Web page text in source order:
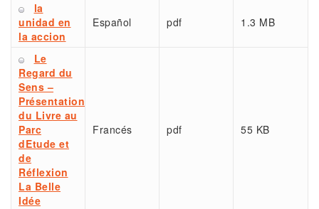
la
unidad en
la accion
Español pdf 1.3 MB
Le
Regard du
Sens –
Présentation
du Livre au
Parc
dEtude et
de
Réflexion
La Belle
Idée
Francés pdf 55 KB